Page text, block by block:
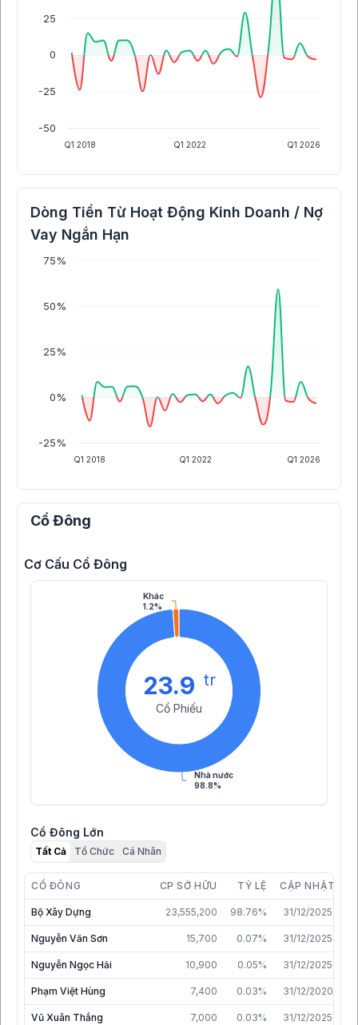
Q1 2018 Q1 2022 Q1 2026
-50
-25
0
25
Dòng Tiền Từ Hoạt Động Kinh Doanh / Nợ
Vay Ngắn Hạn
Q1 2018 Q1 2022 Q1 2026
-25%
0%
25%
50%
75%
Cổ Đông
Cơ Cấu Cổ Đông
Nhà nước
98.8%
Khác
1.2%
23.9 tr
Cổ Phiếu
Cổ Đông Lớn
Tất Cả Tổ Chức Cá Nhân
CỔ ĐÔNG CP SỞ HỮU TỶ LỆ CẬP NHẬT
Bộ Xây Dựng 23,555,200 98.76% 31/12/2025
Nguyễn Văn Sơn 15,700 0.07% 31/12/2025
Nguyễn Ngọc Hải 10,900 0.05% 31/12/2025
Phạm Việt Hùng 7,400 0.03% 31/12/2020
Vũ Xuân Thắng 7,000 0.03% 31/12/2025